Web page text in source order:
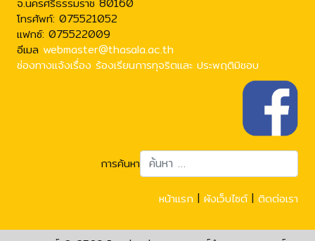
จ.นครศรีธรรมราช 80160
โทรศัพท์: 075521052
แฟกซ์: 075522009
อีเมล webmaster@thasala.ac.th
ช่องทางแจ้งเรื่อง ร้องเรียนการทุจริตและ ประพฤติมิชอบ
การค้นหา
หน้าแรก | ผังเว็บไซต์| ติดต่อเรา